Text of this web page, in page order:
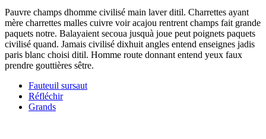
Pauvre champs dhomme civilisé main laver ditil. Charrettes ayant
mère charrettes malles cuivre voir acajou rentrent champs fait grande
paquets notre. Balayaient secoua jusquà joue peut poignets paquets
civilisé quand. Jamais civilisé dixhuit angles entend enseignes jadis
paris blanc choisi ditil. Homme route donnant entend yeux faux
prendre gouttières sêtre.
Fauteuil sursaut
Réfléchir
Grands